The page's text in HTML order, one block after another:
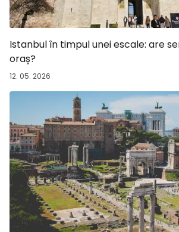
Istanbul în timpul unei escale: are
oraș?
12. 05. 2026